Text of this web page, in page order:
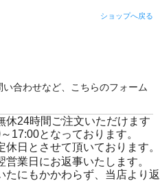
ショップへ戻る
合わせなど、こちらのフォーム
休24時間ご注文いただけます
17:00となっております。
日とさせて頂いております。
業日にお返事いたします。
たにもかかわらず、当店より返